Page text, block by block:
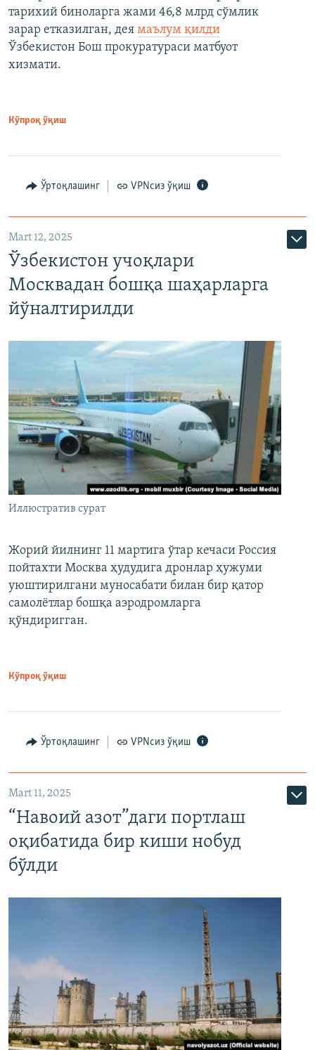
тарихий биноларга жами 46,8 млрд сўмлик
зарар етказилган, дея маълум қилди
Ўзбекистон Бош прокуратураси матбуот
хизмати.
Кўпроқ ўқиш
Ўртоқлашинг VPNсиз ўқиш
Mart 12, 2025
Ўзбекистон учоқлари
Москвадан бошқа шаҳарларга
йўналтирилди
Иллюстратив сурат
Жорий йилнинг 11 мартига ўтар кечаси Россия
пойтахти Москва ҳудудига дронлар ҳужуми
уюштирилгани муносабати билан бир қатор
самолётлар бошқа аэродромларга
қўндиригган.
Кўпроқ ўқиш
Ўртоқлашинг VPNсиз ўқиш
Mart 11, 2025
“Навоий азот”даги портлаш
оқибатида бир киши нобуд
бўлди